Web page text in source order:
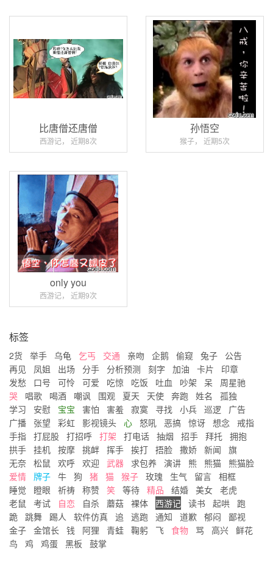
比唐僧还唐僧
西游记， 近期8次
孙悟空
猴子， 近期5次
only you
西游记， 近期9次
标签
2货 举手 乌龟 乞丐 交通 亲吻 企鹅 偷窥 兔子
公告
再见
凤姐 出场 分手 分析预测 刻字 加油 卡片
印章
发愁
口号 可怜 可爱 吃惊 吃饭 吐血 吵架 呆
周星驰
哭
唱歌 喝酒 嘲讽 围观 夏天 天使 奔跑 姓名
孤独
学习
安慰 宝宝 害怕 害羞 寂寞 寻找 小兵 巡逻
广告
广播
张望 彩虹 影视镜头 心 怒吼 恶搞 惊讶 想念
戒指
手指 打屁股 打招呼 打架 打电话 抽烟 招手 拜托 拥抱
拱手 挂机 按摩 挑衅 挥手 挨打 捂脸 撒娇 新闻
旗
无奈 松鼠 欢呼 欢迎 武器 求包养 演讲 熊 熊猫
熊猫脸
爱情
牌子 牛 狗 猪 猫 猴子 玫瑰 生气 留言 相框
睡觉
瞪眼 祈祷 称赞 笑 等待 精品 结婚 美女 老虎
老鼠
考试 自恋 自杀 蘑菇 裸体 西游记 读书 起哄
跑
跪
跳舞 踢人 软件仿真 追 逃跑 通知 道歉 郁闷
鄙视
金子 金馆长 钱 阿狸 青蛙 鞠躬 飞 食物 骂 高兴 鲜花
鸟
鸡 鸡蛋 黑板 鼓掌